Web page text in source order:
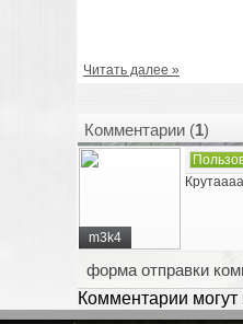
Читать далее »
Комментарии (1)
m3k4
форма отправки
Комментарии могут